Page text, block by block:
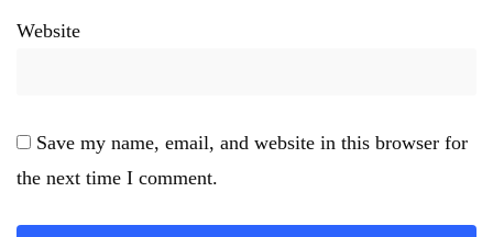
Website
Save my name, email, and website in this browser for
the next time I comment.